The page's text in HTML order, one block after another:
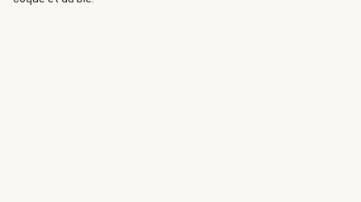
Noël à composer vous-même !